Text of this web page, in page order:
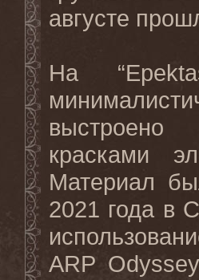
августе
На “
красками
Материал
2021 года в
ARP Odyssey